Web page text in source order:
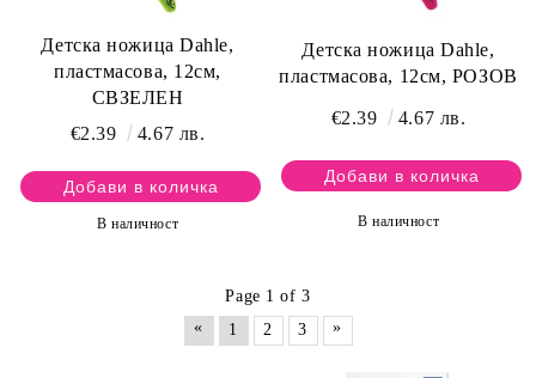
Детска ножица Dahle,
пластмасова, 12см,
СВЗЕЛЕН
€2.39
4.67 лв.
В наличност
Детска ножица Dahle,
пластмасова, 12см, РОЗОВ
€2.39 4.67 лв.
В наличност
Page 1 of 3
«
1 2 3 »